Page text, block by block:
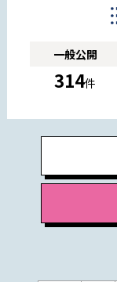
一般公開
314件